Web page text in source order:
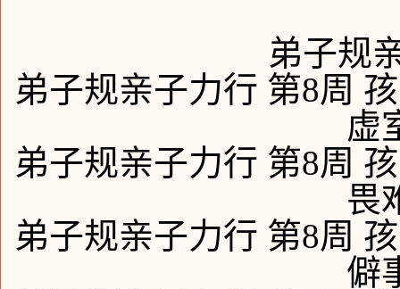
弟子规
弟子规亲子力行 第8周
虚
弟子规亲子力行 第8周
畏
弟子规亲子力行 第8周
僻